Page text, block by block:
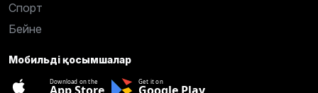
Спорт
Бейне
Мобильді қосымшалар
Download on the
App Store
Get it on
Google Play